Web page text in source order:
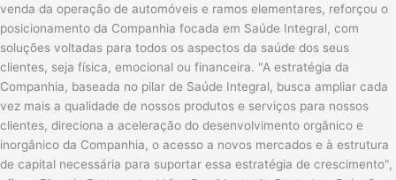
venda da operação de automóveis e ramos elementares, reforçou o
posicionamento da Companhia focada em Saúde Integral, com
soluções voltadas para todos os aspectos da saúde dos seus
clientes, seja física, emocional ou financeira. "A estratégia da
Companhia, baseada no pilar de Saúde Integral, busca ampliar cada
vez mais a qualidade de nossos produtos e serviços para nossos
clientes, direciona a aceleração do desenvolvimento orgânico e
inorgânico da Companhia, o acesso a novos mercados e à estrutura
de capital necessária para suportar essa estratégia de crescimento",